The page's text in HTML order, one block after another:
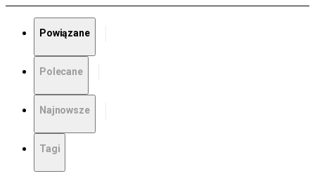
Powiązane
Polecane
Najnowsze
Tagi